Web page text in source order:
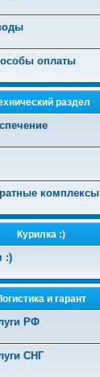
оплаты
раздел
комплексы
Курилка :)
:)
и гарант
РФ
СНГ